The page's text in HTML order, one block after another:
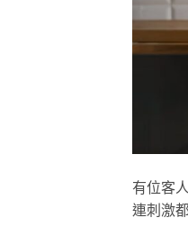
有位客
連刺激